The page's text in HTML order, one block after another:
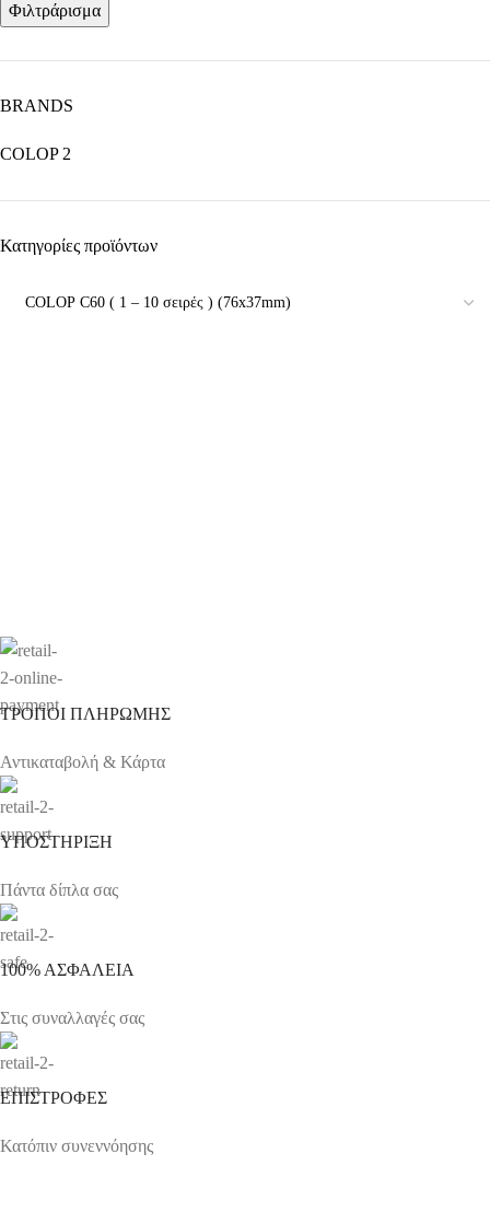
Φιλτράρισμα
BRANDS
COLOP 2
Κατηγορίες προϊόντων
ΤΡΟΠΟΙ ΠΛΗΡΩΜΗΣ
Αντικαταβολή & Κάρτα
ΥΠΟΣΤΗΡΙΞΗ
Πάντα δίπλα σας
100% ΑΣΦΑΛΕΙΑ
Στις συναλλαγές σας
ΕΠΙΣΤΡΟΦΕΣ
Κατόπιν συνεννόησης